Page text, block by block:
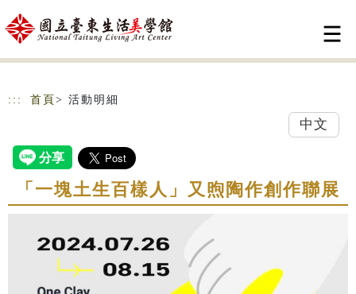
跳到主要內容
網站導覽
::: 首頁 > 活動明細
中文
「一塊土生百樣人」又煦陶作創作聯展